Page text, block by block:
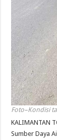
Foto–Kondisi
KALIMANTAN
Sumber Daya